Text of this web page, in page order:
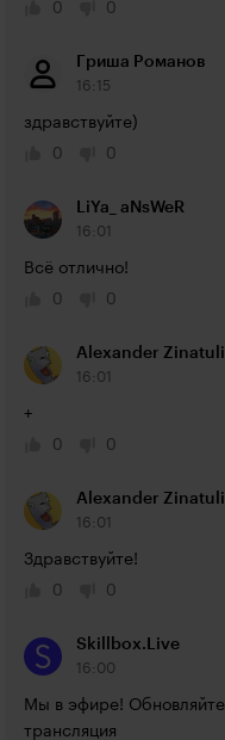
0
0
Гриша Романов
16:15
здравствуйте)
0
0
LiYa_ aNsWeR
16:01
Всё отлично!
0
0
Alexander
16:01
+
0
0
Alexander
16:01
Здравствуйте!
0
0
Skillbox.Live
16:00
Мы в эфире! Обновляйте
трансляция